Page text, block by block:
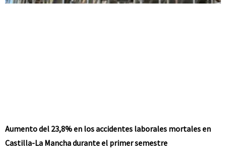
Aumento del 23,8% en los accidentes laborales mortales en
Castilla-La Mancha durante el primer semestre